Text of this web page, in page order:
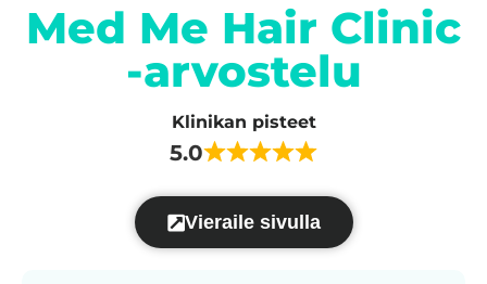
Med Me Hair Clinic
-arvostelu
Klinikan pisteet
5.0
Vieraile sivulla